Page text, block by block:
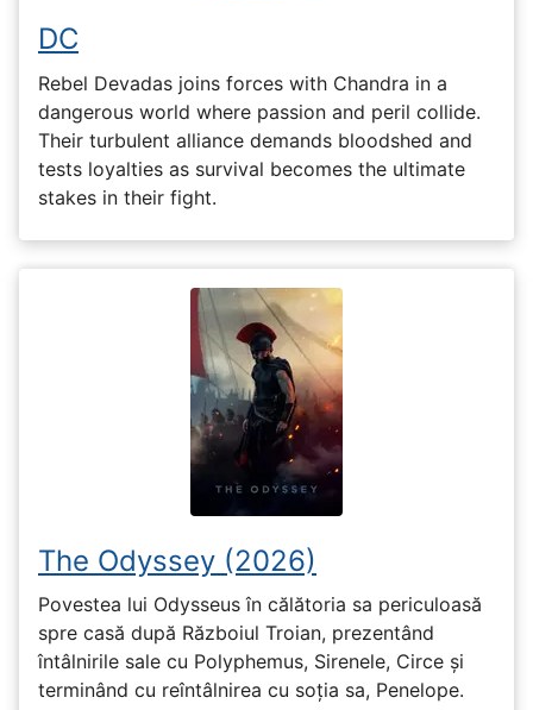
DC
Rebel Devadas joins forces with Chandra in a
dangerous world where passion and peril collide.
Their turbulent alliance demands bloodshed and
tests loyalties as survival becomes the ultimate
stakes in their fight.
The Odyssey (2026)
Povestea lui Odysseus în călătoria sa periculoasă
spre casă după Războiul Troian, prezentând
întâlnirile sale cu Polyphemus, Sirenele, Circe și
terminând cu reîntâlnirea cu soția sa, Penelope.